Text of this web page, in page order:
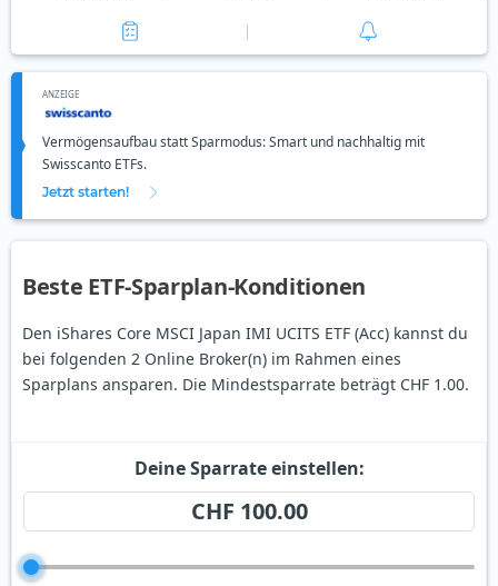
ANZEIGE
Vermögensaufbau statt Sparmodus: Smart und nachhaltig mit
Swisscanto ETFs.
Jetzt starten!
Beste ETF-Sparplan-Konditionen
Den iShares Core MSCI Japan IMI UCITS ETF (Acc) kannst du
bei folgenden 2 Online Broker(n) im Rahmen eines
Sparplans ansparen. Die Mindestsparrate beträgt CHF 1.00.
Deine Sparrate einstellen:
CHF 100.00